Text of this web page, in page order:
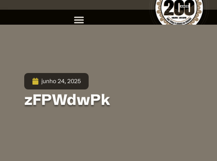
junho 24, 2025
zFPWdwPk